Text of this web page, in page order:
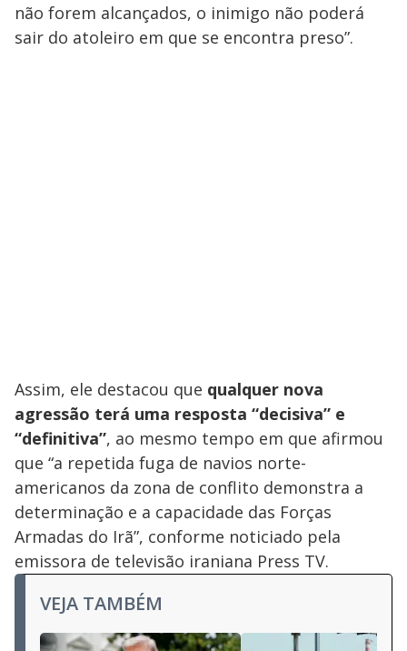
não forem alcançados, o inimigo não poderá
sair do atoleiro em que se encontra preso”.
Assim, ele destacou que qualquer nova
agressão terá uma resposta “decisiva” e
“definitiva”, ao mesmo tempo em que afirmou
que “a repetida fuga de navios norte-
americanos da zona de conflito demonstra a
determinação e a capacidade das Forças
Armadas do Irã”, conforme noticiado pela
emissora de televisão iraniana Press TV.
VEJA TAMBÉM